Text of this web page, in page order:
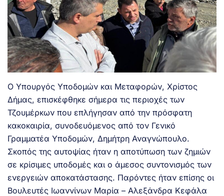
Ο Υπουργός Υποδομών και Μεταφορών, Χρίστος
Δήμας, επισκέφθηκε σήμερα τις περιοχές των
Τζουμέρκων που επλήγησαν από την πρόσφατη
κακοκαιρία, συνοδευόμενος από τον Γενικό
Γραμματέα Υποδομών, Δημήτρη Αναγνώπουλο.
Σκοπός της αυτοψίας ήταν η αποτύπωση των ζημιών
σε κρίσιμες υποδομές και ο άμεσος συντονισμός των
ενεργειών αποκατάστασης. Παρόντες ήταν επίσης οι
Βουλευτές Ιωαννίνων Μαρία – Αλεξάνδρα Κεφάλα